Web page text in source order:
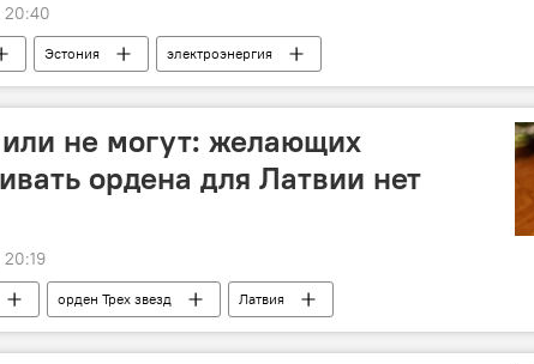
20:40
Эстония электроэнергия
или не могут: желающих
ордена для Латвии нет
орден Трех звезд Латвия